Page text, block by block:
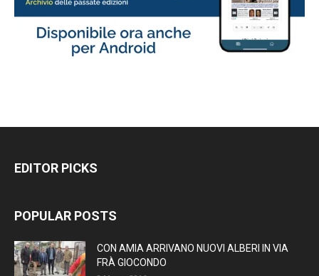
EDITOR PICKS
POPULAR POSTS
CON AMIA ARRIVANO NUOVI ALBERI IN VIA
FRÀ GIOCONDO